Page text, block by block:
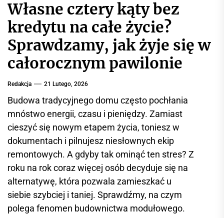
r
w
i
s
i
n
r
m
a
c
n
y
Własne cztery kąty bez
kredytu na całe życie?
Sprawdzamy, jak żyje się w
całorocznym pawilonie
Redakcja 21 Lutego, 2026
Budowa tradycyjnego domu często pochłania
mnóstwo energii, czasu i pieniędzy. Zamiast
cieszyć się nowym etapem życia, toniesz w
dokumentach i pilnujesz niesłownych ekip
remontowych. A gdyby tak ominąć ten stres? Z
roku na rok coraz więcej osób decyduje się na
alternatywę, która pozwala zamieszkać u
siebie szybciej i taniej. Sprawdźmy, na czym
polega fenomen budownictwa modułowego.